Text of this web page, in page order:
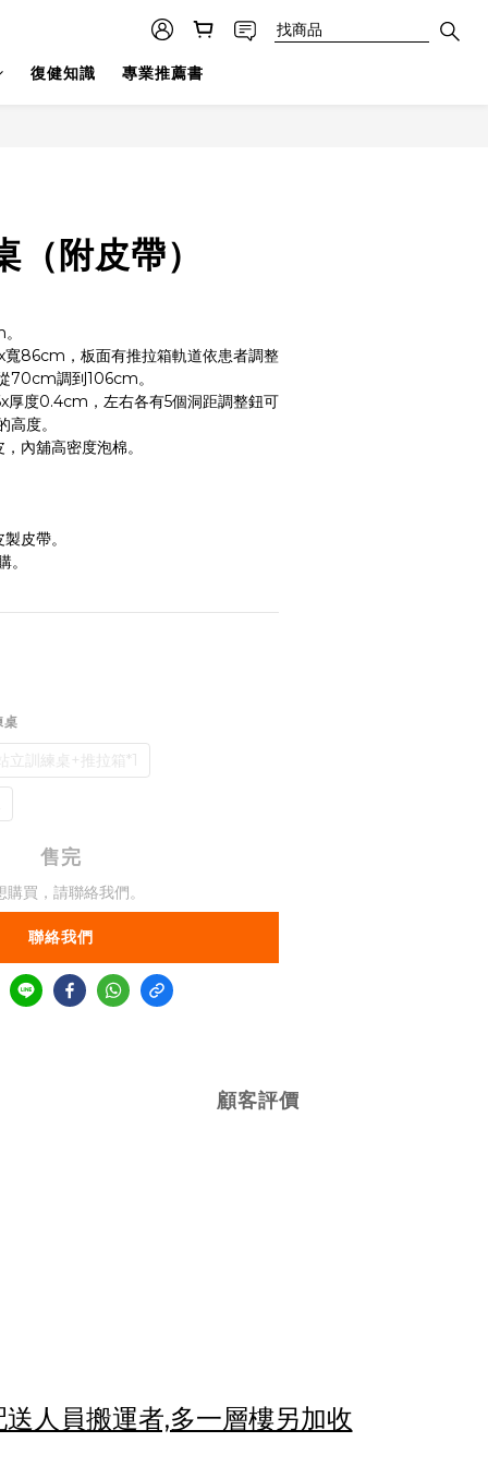
復健知識 專業推薦書
（附皮帶）
86cm，板面有推拉箱軌道依患者調整
70cm調到106cm。
厚度0.4cm，左右各有5個洞距調整鈕可
度。
內舖高密度泡棉。
皮帶。
桌
立訓練桌+推拉箱*1
售完
購買，請聯絡我們。
聯絡我們
顧客評價
人員搬運者,多一層樓另加收